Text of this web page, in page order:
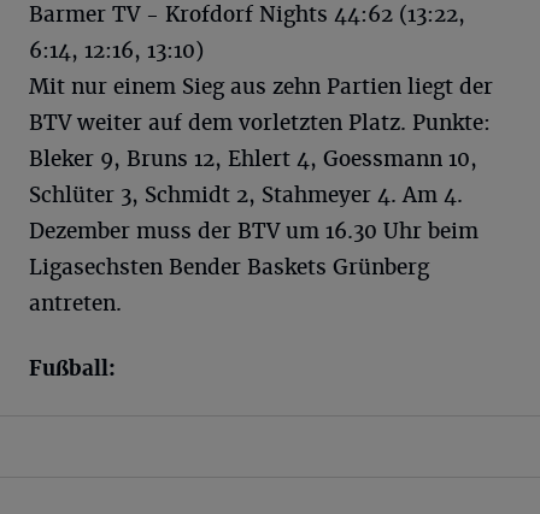
Barmer TV - Krofdorf Nights 44:62 (13:22,
6:14, 12:16, 13:10)
Mit nur einem Sieg aus zehn Partien liegt der
BTV weiter auf dem vorletzten Platz. Punkte:
Bleker 9, Bruns 12, Ehlert 4, Goessmann 10,
Schlüter 3, Schmidt 2, Stahmeyer 4. Am 4.
Dezember muss der BTV um 16.30 Uhr beim
Ligasechsten Bender Baskets Grünberg
antreten.
Fußball: